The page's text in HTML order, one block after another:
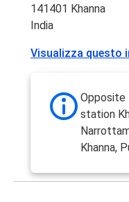
141401 Khanna
India
Visualizza questo
Opposite
station
Khanna,